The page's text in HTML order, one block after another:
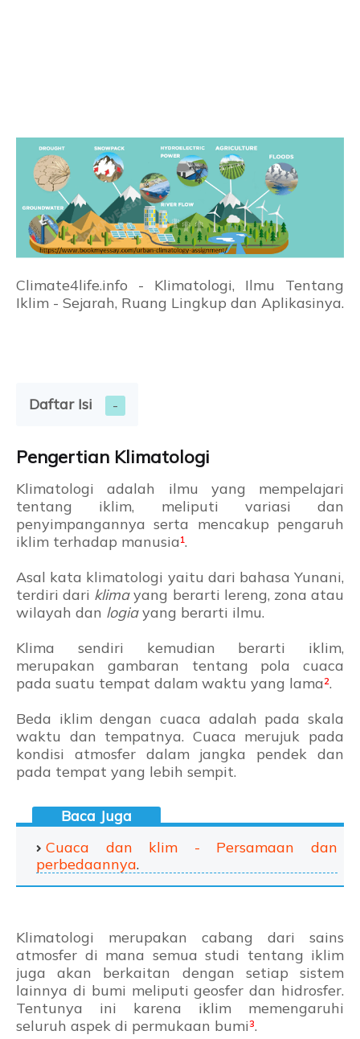
Climate4life.info - Klimatologi, Ilmu Tentang
Iklim - Sejarah, Ruang Lingkup dan Aplikasinya.
Daftar Isi
Pengertian Klimatologi
Klimatologi adalah ilmu yang mempelajari
tentang iklim, meliputi variasi dan
penyimpangannya serta mencakup pengaruh
iklim terhadap manusia¹.
Asal kata klimatologi yaitu dari bahasa Yunani,
terdiri dari klimayang berarti lereng, zona atau
wilayah dan logiayang berarti ilmu.
Klima sendiri kemudian berarti iklim,
merupakan gambaran tentang pola cuaca
pada suatu tempat dalam waktu yang lama².
Beda iklim dengan cuaca adalah pada skala
waktu dan tempatnya. Cuaca merujuk pada
kondisi atmosfer dalam jangka pendek dan
pada tempat yang lebih sempit.
Cuaca dan klim - Persamaan dan
perbedaannya.
Klimatologi merupakan cabang dari sains
atmosfer di mana semua studi tentang iklim
juga akan berkaitan dengan setiap sistem
lainnya di bumi meliputi geosfer dan hidrosfer.
Tentunya ini karena iklim memengaruhi
seluruh aspek di permukaan bumi³.